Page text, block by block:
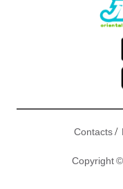
Contacts/
Copyright